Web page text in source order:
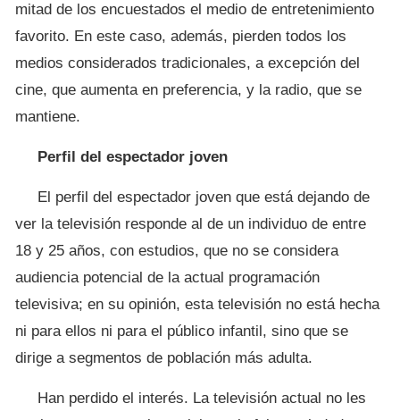
mitad de los encuestados el medio de entretenimiento
favorito. En este caso, además, pierden todos los
medios considerados tradicionales, a excepción del
cine, que aumenta en preferencia, y la radio, que se
mantiene.
Perfil del espectador joven
El perfil del espectador joven que está dejando de
ver la televisión responde al de un individuo de entre
18 y 25 años, con estudios, que no se considera
audiencia potencial de la actual programación
televisiva; en su opinión, esta televisión no está hecha
ni para ellos ni para el público infantil, sino que se
dirige a segmentos de población más adulta.
Han perdido el interés. La televisión actual no les